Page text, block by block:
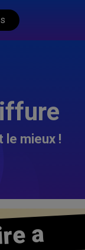
le mieux !
a